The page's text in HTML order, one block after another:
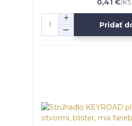
0,41 €/KS
Pridať